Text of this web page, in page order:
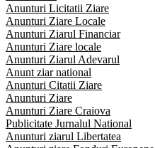
Anunturi Licitatii Ziare
Anunturi Ziare Locale
Anunturi Ziarul Financiar
Anunturi Ziare locale
Anunturi Ziarul Adevarul
Anunt ziar national
Anunturi Citatii Ziare
Anunturi Ziare
Anunturi Ziare Craiova
Publicitate Jurnalul National
Anunturi ziarul Libertatea